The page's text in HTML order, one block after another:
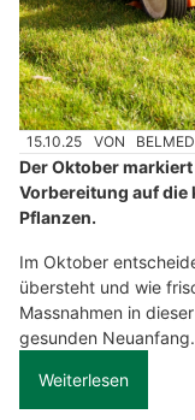
15.10.25 VON
Der Oktober
Vorbereitung auf die
Pflanzen.
Im Oktober
übersteht und wie
Massnahmen in
gesunden Neuanfang.
Weiterlesen